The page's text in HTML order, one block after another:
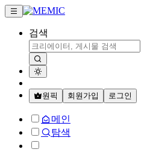
검색
원픽 회원가입 로그인
메인
탐색